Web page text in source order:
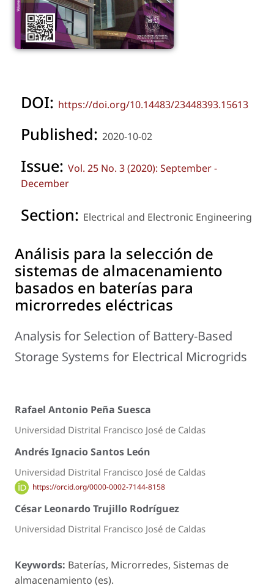
DOI: https://doi.org/10.14483/23448393.15613
Published: 2020-10-02
Issue: Vol. 25 No. 3 (2020): September -
December
Section: Electrical and Electronic Engineering
Análisis para la selección de
sistemas de almacenamiento
basados en baterías para
microrredes eléctricas
Analysis for Selection of Battery-Based
Storage Systems for Electrical Microgrids
Rafael Antonio Peña Suesca
Universidad Distrital Francisco José de Caldas
Andrés Ignacio Santos León
Universidad Distrital Francisco José de Caldas
https://orcid.org/0000-0002-7144-8158
César Leonardo Trujillo Rodríguez
Universidad Distrital Francisco José de Caldas
Keywords: Baterías, Microrredes, Sistemas de
almacenamiento (es).